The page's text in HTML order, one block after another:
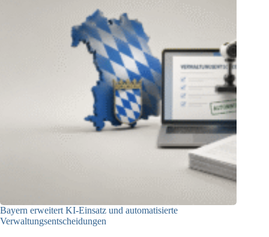
Bayern erweitert KI-Einsatz und automatisierte
Verwaltungsentscheidungen